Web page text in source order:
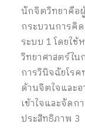
นักจิตวิทยาคือ
กระบวนการคิ
ระบบ 1 โดยใช้
วิทยาศาสตร์ใน
การวินิจฉัยโร
ด้านจิตใจและ
เข้าใจและจัดก
ประสิทธิภาพ 3